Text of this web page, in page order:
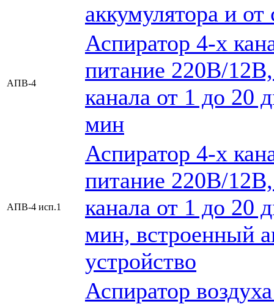
аккумулятора и от
АПВ-4
Аспиратор 4-х
питание 220В/
канала от 1 до 20
мин
АПВ-4 исп.1
Аспиратор 4-х
питание 220В/
канала от 1 до 20
мин, встроенный
устройство
Аспиратор